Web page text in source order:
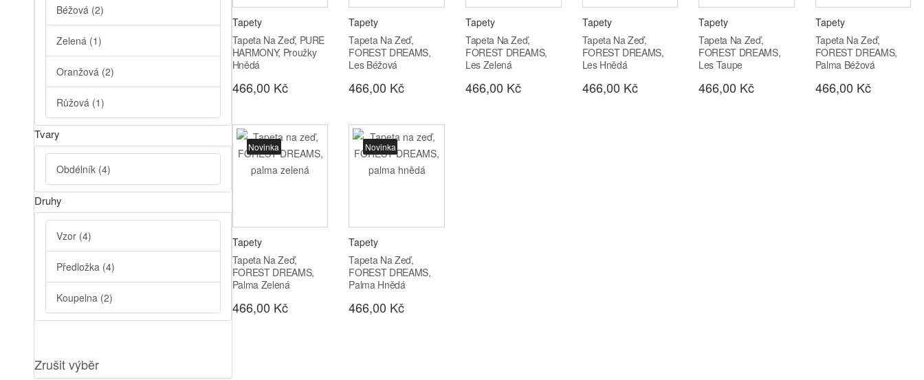
Béžová (2)
Zelená (1)
Oranžová (2)
Růžová (1)
Tvary
Obdélník (4)
Druhy
Vzor (4)
Předložka (4)
Koupelna (2)
Zrušit výběr
Tapety
Tapeta Na Zeď, PURE
HARMONY, Proužky
Hnědá
466,00 Kč
Tapety
Tapeta Na Zeď,
FOREST DREAMS,
Les Béžová
466,00 Kč
Tapety
Tapeta Na Zeď,
FOREST DREAMS,
Les Zelená
466,00 Kč
Tapety
Tapeta Na Zeď,
FOREST DREAMS,
Les Hnědá
466,00 Kč
Tapety
Tapeta Na Zeď,
FOREST DREAMS,
Les Taupe
466,00 Kč
Tapety
Tapeta Na Zeď,
FOREST DREAMS,
Palma Béžová
466,00 Kč
Novinka
Tapety
Tapeta Na Zeď,
FOREST DREAMS,
Palma Zelená
466,00 Kč
Novinka
Tapety
Tapeta Na Zeď,
FOREST DREAMS,
Palma Hnědá
466,00 Kč